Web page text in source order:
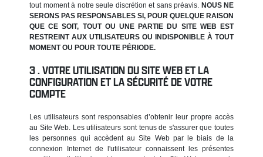
tout moment à notre seule discrétion et sans préavis. NOUS NE
SERONS PAS RESPONSABLES SI, POUR QUELQUE RAISON
QUE CE SOIT, TOUT OU UNE PARTIE DU SITE WEB EST
RESTREINT AUX UTILISATEURS OU INDISPONIBLE À TOUT
MOMENT OU POUR TOUTE PÉRIODE.
VOTRE UTILISATION DU SITE WEB ET LA
CONFIGURATION ET LA SÉCURITÉ DE VOTRE
COMPTE
Les utilisateurs sont responsables d’obtenir leur propre accès
au Site Web. Les utilisateurs sont tenus de s'assurer que toutes
les personnes qui accèdent au Site Web par le biais de la
connexion Internet de l'utilisateur connaissent les présentes